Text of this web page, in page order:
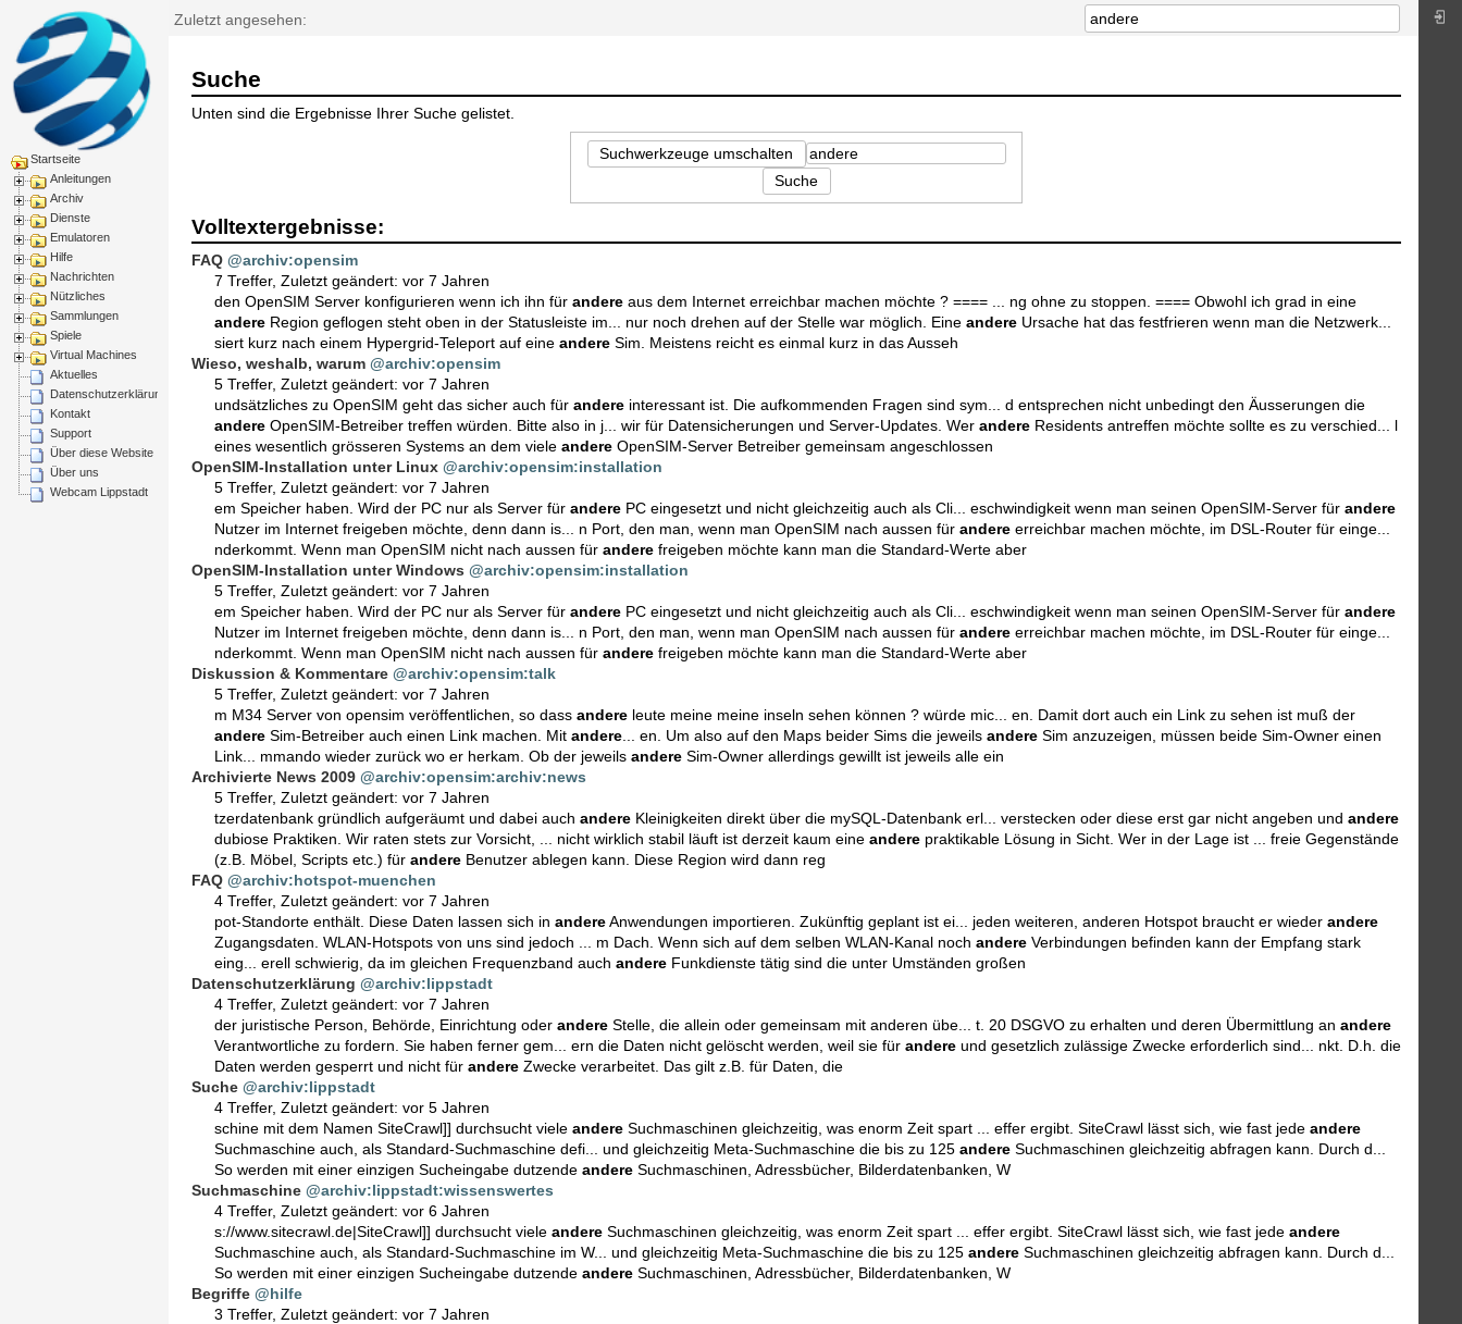
Startseite
Anleitungen
Archiv
Dienste
Emulatoren
Hilfe
Nachrichten
Nützliches
Sammlungen
Spiele
Virtual Machines
Aktuelles
Datenschutzerklärung
Kontakt
Support
Über diese Website
Über uns
Webcam Lippstadt
Zuletzt angesehen:
Suche
Unten sind die Ergebnisse Ihrer Suche gelistet.
Suchwerkzeuge umschalten
Suche
Volltextergebnisse:
FAQ @archiv:opensim
7 Treffer, Zuletzt geändert: vor 7 Jahren
den OpenSIM Server konfigurieren wenn ich ihn für andere aus dem Internet erreichbar machen möchte ? ==== ... ng ohne zu stoppen. ==== Obwohl ich grad in eine
andere Region geflogen steht oben in der Statusleiste im... nur noch drehen auf der Stelle war möglich. Eine andere Ursache hat das festfrieren wenn man die Netzwerk...
siert kurz nach einem Hypergrid-Teleport auf eine andere Sim. Meistens reicht es einmal kurz in das Ausseh
Wieso, weshalb, warum @archiv:opensim
5 Treffer, Zuletzt geändert: vor 7 Jahren
undsätzliches zu OpenSIM geht das sicher auch für andere interessant ist. Die aufkommenden Fragen sind sym... d entsprechen nicht unbedingt den Äusserungen die
andere OpenSIM-Betreiber treffen würden. Bitte also in j... wir für Datensicherungen und Server-Updates. Wer andere Residents antreffen möchte sollte es zu verschied... l
eines wesentlich grösseren Systems an dem viele andere OpenSIM-Server Betreiber gemeinsam angeschlossen
OpenSIM-Installation unter Linux @archiv:opensim:installation
5 Treffer, Zuletzt geändert: vor 7 Jahren
em Speicher haben. Wird der PC nur als Server für andere PC eingesetzt und nicht gleichzeitig auch als Cli... eschwindigkeit wenn man seinen OpenSIM-Server für andere
Nutzer im Internet freigeben möchte, denn dann is... n Port, den man, wenn man OpenSIM nach aussen für andere erreichbar machen möchte, im DSL-Router für einge...
nderkommt. Wenn man OpenSIM nicht nach aussen für andere freigeben möchte kann man die Standard-Werte aber
OpenSIM-Installation unter Windows @archiv:opensim:installation
5 Treffer, Zuletzt geändert: vor 7 Jahren
em Speicher haben. Wird der PC nur als Server für andere PC eingesetzt und nicht gleichzeitig auch als Cli... eschwindigkeit wenn man seinen OpenSIM-Server für andere
Nutzer im Internet freigeben möchte, denn dann is... n Port, den man, wenn man OpenSIM nach aussen für andere erreichbar machen möchte, im DSL-Router für einge...
nderkommt. Wenn man OpenSIM nicht nach aussen für andere freigeben möchte kann man die Standard-Werte aber
Diskussion & Kommentare @archiv:opensim:talk
5 Treffer, Zuletzt geändert: vor 7 Jahren
m M34 Server von opensim veröffentlichen, so dass andere leute meine meine inseln sehen können ? würde mic... en. Damit dort auch ein Link zu sehen ist muß der
andere Sim-Betreiber auch einen Link machen. Mit andere ... en. Um also auf den Maps beider Sims die jeweils andere Sim anzuzeigen, müssen beide Sim-Owner einen
Link... mmando wieder zurück wo er herkam. Ob der jeweils andere Sim-Owner allerdings gewillt ist jeweils alle ein
Archivierte News 2009 @archiv:opensim:archiv:news
5 Treffer, Zuletzt geändert: vor 7 Jahren
tzerdatenbank gründlich aufgeräumt und dabei auch andere Kleinigkeiten direkt über die mySQL-Datenbank erl... verstecken oder diese erst gar nicht angeben und andere
dubiose Praktiken. Wir raten stets zur Vorsicht, ... nicht wirklich stabil läuft ist derzeit kaum eine andere praktikable Lösung in Sicht. Wer in der Lage ist ... freie Gegenstände
(z.B. Möbel, Scripts etc.) für andere Benutzer ablegen kann. Diese Region wird dann reg
FAQ @archiv:hotspot-muenchen
4 Treffer, Zuletzt geändert: vor 7 Jahren
pot-Standorte enthält. Diese Daten lassen sich in andereAnwendungen importieren. Zukünftig geplant ist ei... jeden weiteren, anderen Hotspot braucht er wieder andere
Zugangsdaten. WLAN-Hotspots von uns sind jedoch ... m Dach. Wenn sich auf dem selben WLAN-Kanal noch andere Verbindungen befinden kann der Empfang stark
eing... erell schwierig, da im gleichen Frequenzband auch andere Funkdienste tätig sind die unter Umständen großen
Datenschutzerklärung @archiv:lippstadt
4 Treffer, Zuletzt geändert: vor 7 Jahren
der juristische Person, Behörde, Einrichtung oder andere Stelle, die allein oder gemeinsam mit anderen übe... t. 20 DSGVO zu erhalten und deren Übermittlung an andere
Verantwortliche zu fordern. Sie haben ferner gem... ern die Daten nicht gelöscht werden, weil sie für andere und gesetzlich zulässige Zwecke erforderlich sind... nkt. D.h. die
Daten werden gesperrt und nicht für andere Zwecke verarbeitet. Das gilt z.B. für Daten, die
Suche @archiv:lippstadt
4 Treffer, Zuletzt geändert: vor 5 Jahren
schine mit dem Namen SiteCrawl]] durchsucht viele andere Suchmaschinen gleichzeitig, was enorm Zeit spart ... effer ergibt. SiteCrawl lässt sich, wie fast jede andere
Suchmaschine auch, als Standard-Suchmaschine defi... und gleichzeitig Meta-Suchmaschine die bis zu 125 andere Suchmaschinen gleichzeitig abfragen kann. Durch d...
So werden mit einer einzigen Sucheingabe dutzende andere Suchmaschinen, Adressbücher, Bilderdatenbanken, W
Suchmaschine @archiv:lippstadt:wissenswertes
4 Treffer, Zuletzt geändert: vor 6 Jahren
s://www.sitecrawl.de|SiteCrawl]] durchsucht viele andere Suchmaschinen gleichzeitig, was enorm Zeit spart ... effer ergibt. SiteCrawl lässt sich, wie fast jede andere
Suchmaschine auch, als Standard-Suchmaschine im W... und gleichzeitig Meta-Suchmaschine die bis zu 125 andere Suchmaschinen gleichzeitig abfragen kann. Durch d...
So werden mit einer einzigen Sucheingabe dutzende andere Suchmaschinen, Adressbücher, Bilderdatenbanken, W
Begriffe @hilfe
3 Treffer, Zuletzt geändert: vor 7 Jahren